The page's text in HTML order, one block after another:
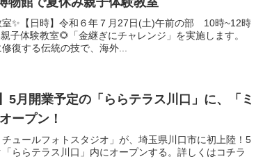
✨【日時】令和６年７月27日(土)午前の部 10時~12時
験教室🌻「金継ぎにチャレンジ」を実施します。
復する伝統の技で、海外...
月開業予定の「ららテラス川口」に、「ミ
ープン！
ュールフォトスタジオ」が、埼玉県川口市に初上陸！5
ららテラス川口」内にオープンする。詳しくはコチラ